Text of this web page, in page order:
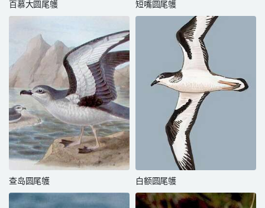
百慕大圆尾鹱 短嘴圆尾鹱
查岛圆尾鹱 白额圆尾鹱